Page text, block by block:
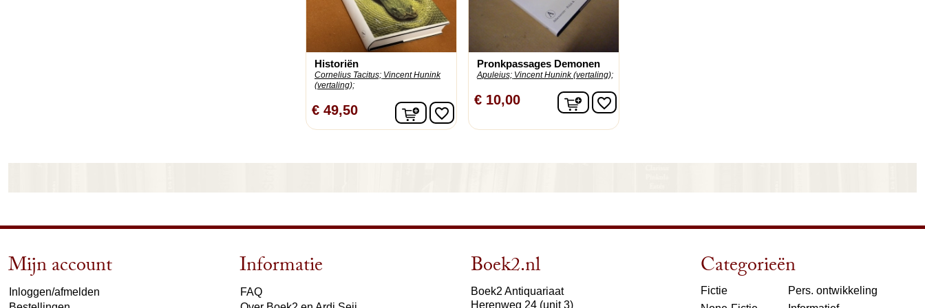
Historiën
Cornelius Tacitus; Vincent Hunink
(vertaling);
€ 49,50 In winkelwagen
favorite_border
Pronkpassages Demonen
Apuleius; Vincent Hunink (vertaling);
€ 10,00 In winkelwagen
favorite_border
Mijn account
Inloggen/afmelden
Informatie
FAQ
Boek2.nl
Boek2 Antiquariaat
Herenweg 24 (unit 3)
Categorieën
Fictie
Pers. ontwikkeling